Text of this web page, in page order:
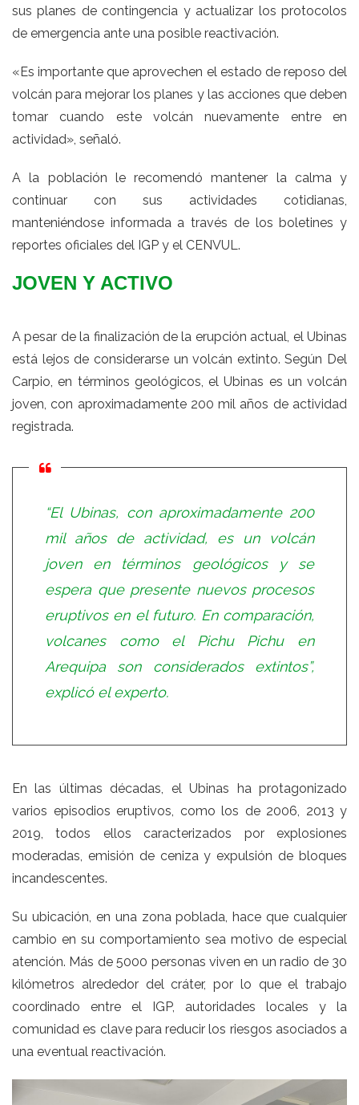
sus planes de contingencia y actualizar los protocolos
de emergencia ante una posible reactivación.
«Es importante que aprovechen el estado de reposo del
volcán para mejorar los planes y las acciones que deben
tomar cuando este volcán nuevamente entre en
actividad», señaló.
A la población le recomendó mantener la calma y
continuar con sus actividades cotidianas,
manteniéndose informada a través de los boletines y
reportes oficiales del IGP y el CENVUL.
JOVEN Y ACTIVO
A pesar de la finalización de la erupción actual, el Ubinas
está lejos de considerarse un volcán extinto. Según Del
Carpio, en términos geológicos, el Ubinas es un volcán
joven, con aproximadamente 200 mil años de actividad
registrada.
“El Ubinas, con aproximadamente 200
mil años de actividad, es un volcán
joven en términos geológicos y se
espera que presente nuevos procesos
eruptivos en el futuro. En comparación,
volcanes como el Pichu Pichu en
Arequipa son considerados extintos”,
explicó el experto.
En las últimas décadas, el Ubinas ha protagonizado
varios episodios eruptivos, como los de 2006, 2013 y
2019, todos ellos caracterizados por explosiones
moderadas, emisión de ceniza y expulsión de bloques
incandescentes.
Su ubicación, en una zona poblada, hace que cualquier
cambio en su comportamiento sea motivo de especial
atención. Más de 5000 personas viven en un radio de 30
kilómetros alrededor del cráter, por lo que el trabajo
coordinado entre el IGP, autoridades locales y la
comunidad es clave para reducir los riesgos asociados a
una eventual reactivación.